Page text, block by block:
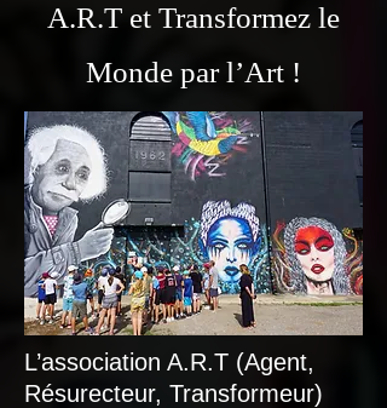
A.R.T et Transformez le
Monde par l’Art !
L’association A.R.T (Agent,
Résurecteur, Transformeur)